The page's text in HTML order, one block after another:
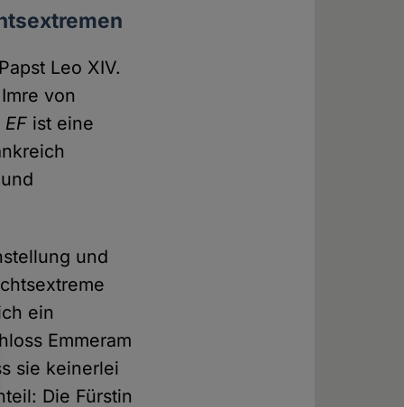
Leo XIV.
von
EF ist eine
und
ein
Emmeram
sie keinerlei
Die Fürstin